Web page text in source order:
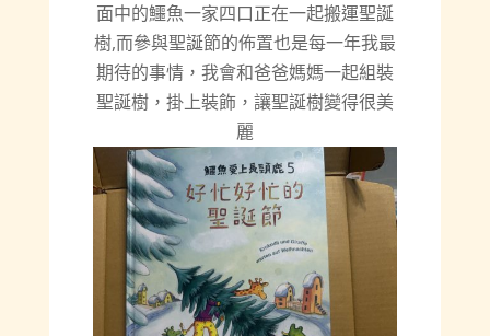
面中的鱷魚一家四口正在一起搬運聖誕
樹,而參與聖誕節的佈置也是每一年我最
期待的事情，我會和爸爸媽媽一起組裝
聖誕樹，掛上裝飾，讓聖誕樹變得很美
麗